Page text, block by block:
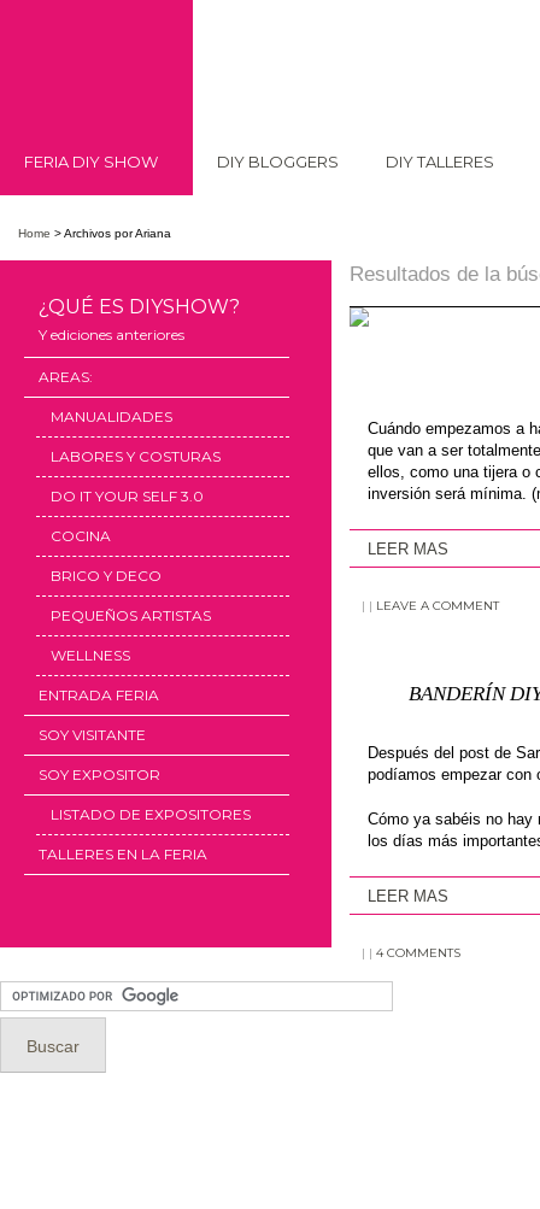
FERIA DIY SHOW DIY BLOGGERS DIY TALLERES
Home >Archivos por Ariana
¿QUÉ ES DIYSHOW?
Y ediciones anteriores
AREAS:
MANUALIDADES
LABORES Y COSTURAS
DO IT YOUR SELF 3.0
COCINA
BRICO Y DECO
PEQUEÑOS ARTISTAS
WELLNESS
ENTRADA FERIA
SOY VISITANTE
SOY EXPOSITOR
LISTADO DE EXPOSITORES
TALLERES EN LA FERIA
Resultados de la
Cuándo empezamos a
que van a ser
ellos, como una tijera o
inversión será mínima.
LEER MAS
| | LEAVE A COMMENT
BANDERÍN
Después del post de
podíamos empezar con
Cómo ya sabéis no hay
los días más
LEER MAS
| | 4 COMMENTS